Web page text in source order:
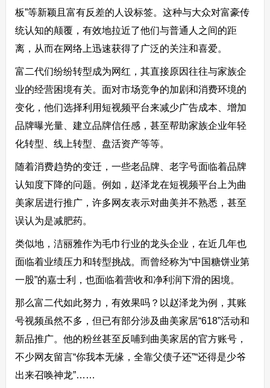
板”等新颖且富有反差的人设标签。这种与大众对富豪传
统认知的颠覆，有效地拉近了他们与普通人之间的距
离，从而在网络上迅速获得了广泛的关注和喜爱。
富二代们纷纷转型成为网红，其直接原因往往与家族企
业的经营困境有关。面对市场竞争的加剧和消费环境的
变化，他们选择利用短视频平台来减少广告成本、增加
品牌曝光量、建立品牌信任感，甚至帮助家族企业年轻
化转型、线上转型、盘活资产等等。
随着消费趋势的变迁，一些老品牌、老字号面临着品牌
认知度下降的问题。例如，赵泽龙在短视频平台上为曲
美家居进行推广，许多网友表示对曲美并不熟悉，甚至
误认为是减肥药。
类似地，洁丽雅作为毛巾行业的龙头企业，在近几年也
面临着业绩压力和转型挑战。而曾经称为“中国糖饼业第
一股”的嘉士利，也面临着营收和净利润下滑的困境。
那么富二代如此努力，有效果吗？以赵泽龙为例，其账
号视频虽然不多，但已有部分涉及曲美家居“618”活动和
新品推广。他的粉丝甚至反哺到曲美家居的官方账号，
不少网友留言“你我本无缘，全靠父债子还”“还得是少爷
出来召唤神龙”……